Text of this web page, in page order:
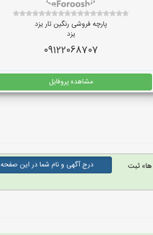
پارچه فروشی رنگین تار یزد
یزد
09122068707
مشاهده پروفایل
ثبت درج آگهی و نام شما در این صفحه